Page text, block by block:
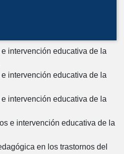
intervención educativa de la
intervención educativa de la
intervención educativa de la
e intervención educativa de la
en los trastornos del